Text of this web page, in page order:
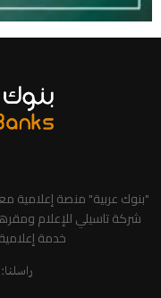
"بنوك عربية" منصة
شركة تاسيلي للإعلام
خدمة
راسلنا: